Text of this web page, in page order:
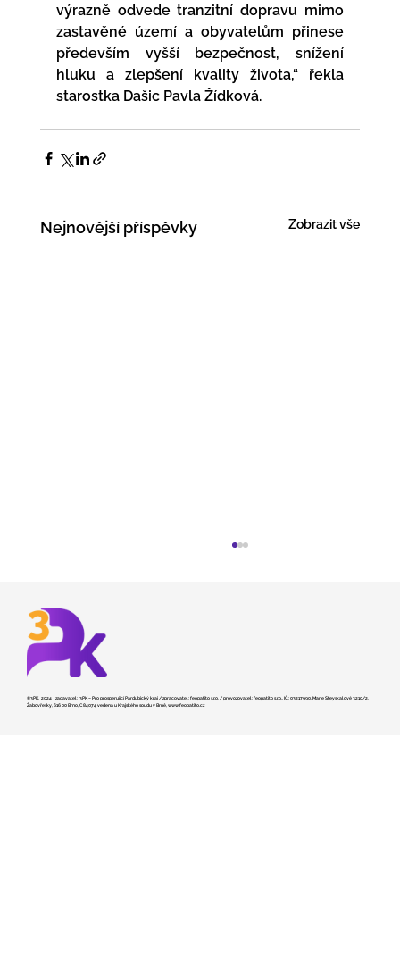
výrazně odvede tranzitní dopravu mimo
zastavěné území a obyvatelům přinese
především vyšší bezpečnost, snížení
hluku a zlepšení kvality života,“ řekla
starostka Dašic Pavla Žídková.
Nejnovější příspěvky Zobrazit vše
©3PK, 2024 | zadavatel: 3PK – Pro prosperující Pardubický kraj / zpracovatel: feopatito s.r.o. / provozovatel: feopatito s.r.o., IČ.: 03217990, Marie Steyskalové 3210/2,
Žabovřesky, 616 00 Brno, C 84074 vedená u Krajského soudu v Brně,www.feopatito.cz